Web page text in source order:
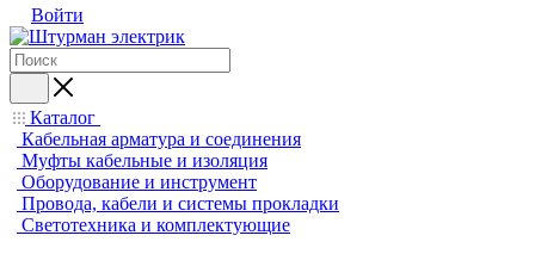
Войти
Каталог
Кабельная арматура и соединения
Муфты кабельные и изоляция
Оборудование и инструмент
Провода, кабели и системы прокладки
Светотехника и комплектующие